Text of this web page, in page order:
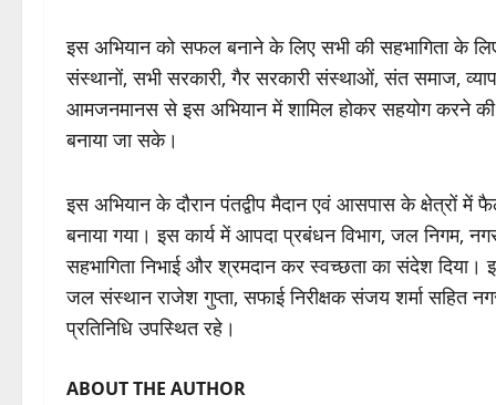
इस अभियान को सफल बनाने के लिए सभी की सहभागिता के
संस्थानों, सभी सरकारी, गैर सरकारी संस्थाओं, संत समाज,
आमजनमानस से इस अभियान में शामिल होकर सहयोग करने
बनाया जा सके।
इस अभियान के दौरान पंतद्वीप मैदान एवं आसपास के क्षेत्रों
बनाया गया। इस कार्य में आपदा प्रबंधन विभाग, जल निगम,
सहभागिता निभाई और श्रमदान कर स्वच्छता का संदेश
जल संस्थान राजेश गुप्ता, सफाई निरीक्षक संजय शर्मा सहित
प्रतिनिधि उपस्थित रहे।
ABOUT THE AUTHOR